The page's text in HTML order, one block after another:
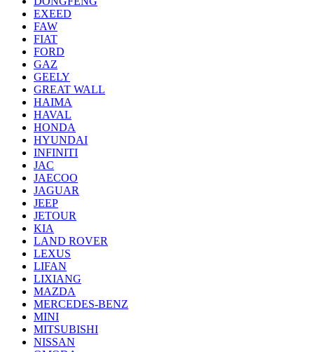
EXEED
FAW
FIAT
FORD
GAZ
GEELY
GREAT WALL
HAIMA
HAVAL
HONDA
HYUNDAI
INFINITI
JAC
JAECOO
JAGUAR
JEEP
JETOUR
KIA
LAND ROVER
LEXUS
LIFAN
LIXIANG
MAZDA
MERCEDES-BENZ
MINI
MITSUBISHI
NISSAN